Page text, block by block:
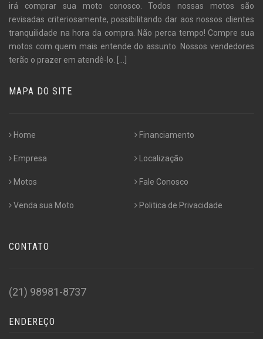
irá comprar sua moto conosco. Todos nossas motos são
revisadas criteriosamente, possibilitando dar aos nossos clientes
tranquilidade na hora da compra. Não perca tempo! Compre sua
motos com quem mais entende do assunto. Nossos vendedores
terão o prazer em atendê-lo. [...]
MAPA DO SITE
Home
Empresa
Motos
Venda sua Moto
Financiamento
Localização
Fale Conosco
Politica de Privacidade
CONTATO
(21) 98981-8737
ENDEREÇO